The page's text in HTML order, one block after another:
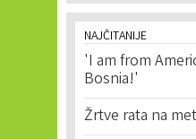
NAJČITANIJE
'I am from
Bosnia!'
Žrtve rata na